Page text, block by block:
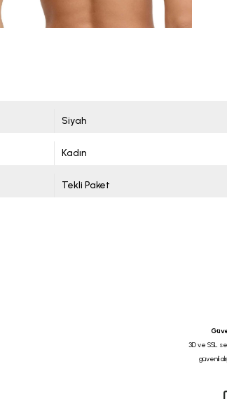
Siyah
Kadın
Tekli Paket
3D ve SSL
güvenli